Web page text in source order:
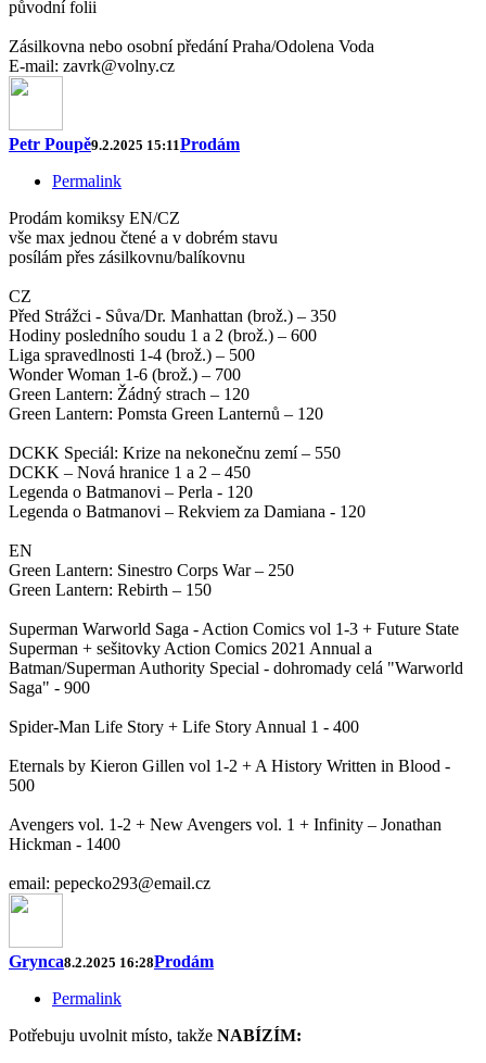
původní folii
Zásilkovna nebo osobní předání Praha/Odolena Voda
E-mail: zavrk@volny.cz
Petr Poupě9.2.2025 15:11Prodám
Permalink
Prodám komiksy EN/CZ
vše max jednou čtené a v dobrém stavu
posílám přes zásilkovnu/balíkovnu
CZ
Před Strážci - Sůva/Dr. Manhattan (brož.) – 350
Hodiny posledního soudu 1 a 2 (brož.) – 600
Liga spravedlnosti 1-4 (brož.) – 500
Wonder Woman 1-6 (brož.) – 700
Green Lantern: Žádný strach – 120
Green Lantern: Pomsta Green Lanternů – 120
DCKK Speciál: Krize na nekonečnu zemí – 550
DCKK – Nová hranice 1 a 2 – 450
Legenda o Batmanovi – Perla - 120
Legenda o Batmanovi – Rekviem za Damiana - 120
EN
Green Lantern: Sinestro Corps War – 250
Green Lantern: Rebirth – 150
Superman Warworld Saga - Action Comics vol 1-3 + Future State
Superman + sešitovky Action Comics 2021 Annual a
Batman/Superman Authority Special - dohromady celá "Warworld
Saga" - 900
Spider-Man Life Story + Life Story Annual 1 - 400
Eternals by Kieron Gillen vol 1-2 + A History Written in Blood -
500
Avengers vol. 1-2 + New Avengers vol. 1 + Infinity – Jonathan
Hickman - 1400
email: pepecko293@email.cz
Grynca8.2.2025 16:28Prodám
Permalink
Potřebuju uvolnit místo, takže NABÍZÍM: